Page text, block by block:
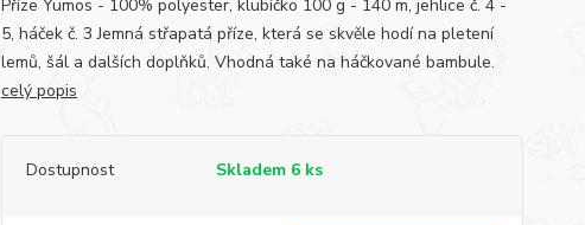
Příze Yumos - 100% polyester, klubíčko 100 g - 140 m, jehlice č. 4 -
5, háček č. 3 Jemná střapatá příze, která se skvěle hodí na pletení
lemů, šál a dalších doplňků. Vhodná také na háčkované bambule.
celý popis
Dostupnost Skladem 6 ks